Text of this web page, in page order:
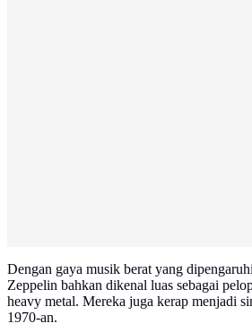
Dengan gaya musik berat yang
Zeppelin bahkan dikenal luas sebagai
heavy metal. Mereka juga kerap menjadi
1970-an.